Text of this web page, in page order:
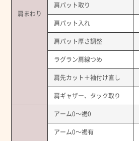
肩まわり
肩パット取り
肩パット入れ
肩パット厚さ調整
ラグラン肩線つめ
肩先カット＋袖付け直し
肩ギャザー、タック取り
アーム0～裾0
アーム0～裾有